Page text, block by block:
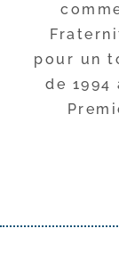
pour un
de